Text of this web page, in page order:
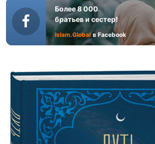
Более 8 000
братьев и сестер!
Islam.Global в Facebook